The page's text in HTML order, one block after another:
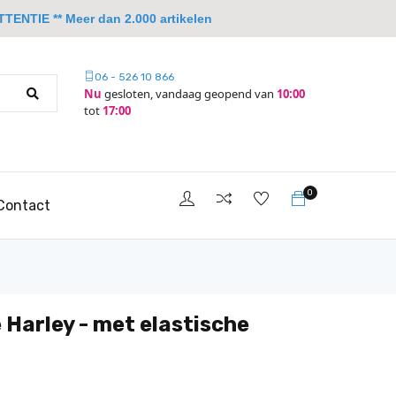
06 - 526 10 866
Nu gesloten, vandaag geopend van 10:00
tot 17:00
0
Harley - met elastische
** Meer dan 2.000 artikelen